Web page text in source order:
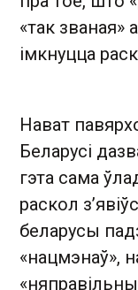
«так званая»
імкнуцца
Нават
Беларусі
гэта сама
раскол
беларусы
«нацмэнаў»,